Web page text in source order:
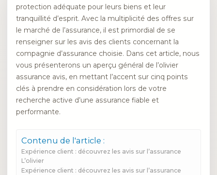
protection adéquate pour leurs biens et leur
tranquillité d’esprit. Avec la multiplicité des offres sur
le marché de l’assurance, il est primordial de se
renseigner sur les avis des clients concernant la
compagnie d’assurance choisie. Dans cet article, nous
vous présenterons un aperçu général de l’olivier
assurance avis, en mettant l’accent sur cinq points
clés à prendre en considération lors de votre
recherche active d’une assurance fiable et
performante.
Contenu de l'article :
Expérience client : découvrez les avis sur l’assurance
L’olivier
Expérience client : découvrez les avis sur l’assurance